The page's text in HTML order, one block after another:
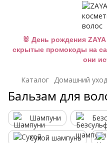
🐰 День рождения
скрытые промокоды на
они
Каталог Домашний уход
Бальзам для
Шампуни
Сухой шампунь